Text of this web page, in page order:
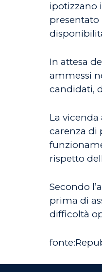
ipotizzano
presentato
In attesa
ammessi
candidati,
La
carenza di
rispetto
Secondo
prima di
difficoltà